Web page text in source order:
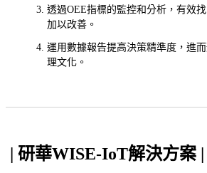
透過OEE指標的監控和分析，有效
加以改善。
運用數據報告提高決策精準度，進
理文化。
| 研華WISE-IoT解決方案 |